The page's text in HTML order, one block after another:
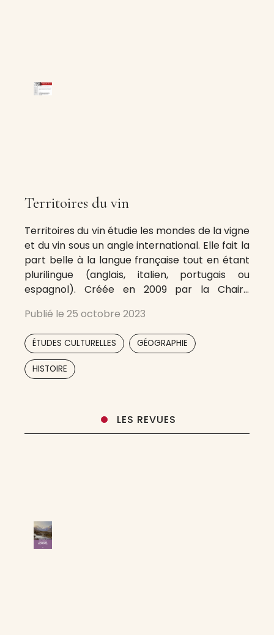
Territoires du vin
Territoires du vin étudie les mondes de la vigne
et du vin sous un angle international. Elle fait la
part belle à la langue française tout en étant
plurilingue (anglais, italien, portugais ou
espagnol). Créée en 2009 par la Chaire
l’université de Bourgogne, Territoires du vin
appréhende les
Publié le 25 octobre 2023
ÉTUDES CULTURELLES GÉOGRAPHIE
HISTOIRE
LES REVUES